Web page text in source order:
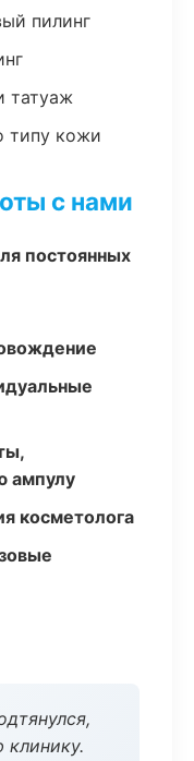
пилинг
татуаж
типу кожи
с нами
постоянных
ампулу
косметолога